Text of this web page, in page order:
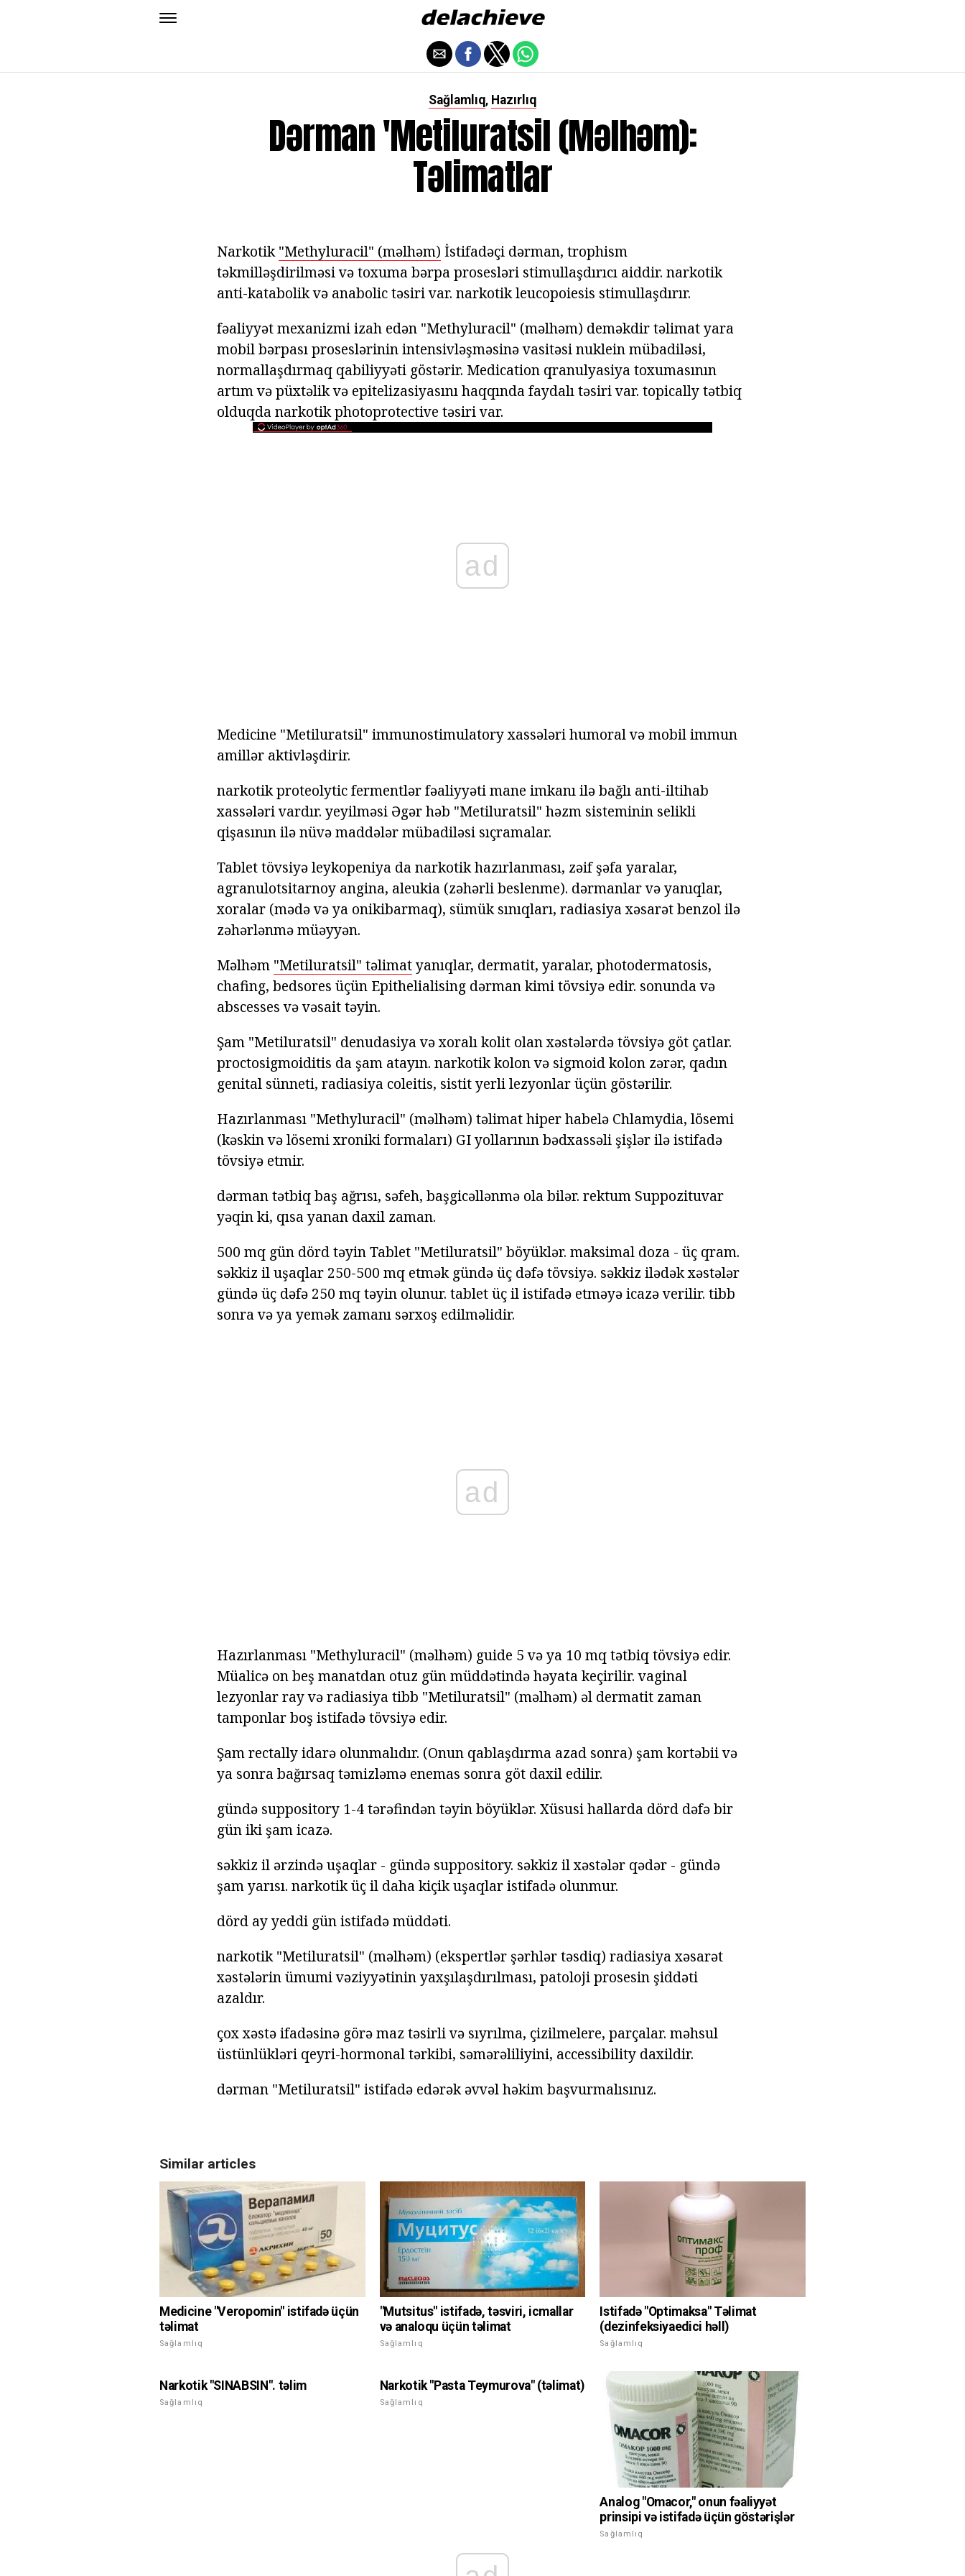
Sağlamlıq, Hazırlıq
Dərman 'Metiluratsil (məlhəm):
Təlimatlar
Narkotik"Methyluracil" (məlhəm) İstifadəçi dərman, trophism
təkmilləşdirilməsi və toxuma bərpa prosesləri stimullaşdırıcı aiddir. narkotik
anti-katabolik və anabolic təsiri var. narkotik leucopoiesis stimullaşdırır.
fəaliyyət mexanizmi izah edən "Methyluracil" (məlhəm) deməkdir təlimat yara
mobil bərpası proseslərinin intensivləşməsinə vasitəsi nuklein mübadiləsi,
normallaşdırmaq qabiliyyəti göstərir. Medication qranulyasiya toxumasının
artım və püxtəlik və epitelizasiyasını haqqında faydalı təsiri var. topically tətbiq
olduqda narkotik photoprotective təsiri var.
ad
Medicine "Metiluratsil" immunostimulatory xassələri humoral və mobil immun
amillər aktivləşdirir.
narkotik proteolytic fermentlər fəaliyyəti mane imkanı ilə bağlı anti-iltihab
xassələri vardır. yeyilməsi Əgər həb "Metiluratsil" həzm sisteminin selikli
qişasının ilə nüvə maddələr mübadiləsi sıçramalar.
Tablet tövsiyə leykopeniya da narkotik hazırlanması, zəif şəfa yaralar,
agranulotsitarnoy angina, aleukia (zəhərli beslenme). dərmanlar və yanıqlar,
xoralar (mədə və ya onikibarmaq), sümük sınıqları, radiasiya xəsarət benzol ilə
zəhərlənmə müəyyən.
Məlhəm "Metiluratsil" təlimatyanıqlar, dermatit, yaralar, photodermatosis,
chafing, bedsores üçün Epithelialising dərman kimi tövsiyə edir. sonunda və
abscesses və vəsait təyin.
Şam "Metiluratsil" denudasiya və xoralı kolit olan xəstələrdə tövsiyə göt çatlar.
proctosigmoiditis da şam atayın. narkotik kolon və sigmoid kolon zərər, qadın
genital sünneti, radiasiya coleitis, sistit yerli lezyonlar üçün göstərilir.
Hazırlanması "Methyluracil" (məlhəm) təlimat hiper habelə Chlamydia, lösemi
(kəskin və lösemi xroniki formaları) GI yollarının bədxassəli şişlər ilə istifadə
tövsiyə etmir.
dərman tətbiq baş ağrısı, səfeh, başgicəllənmə ola bilər. rektum Suppozituvar
yəqin ki, qısa yanan daxil zaman.
500 mq gün dörd təyin Tablet "Metiluratsil" böyüklər. maksimal doza - üç qram.
səkkiz il uşaqlar 250-500 mq etmək gündə üç dəfə tövsiyə. səkkiz ilədək xəstələr
gündə üç dəfə 250 mq təyin olunur. tablet üç il istifadə etməyə icazə verilir. tibb
sonra və ya yemək zamanı sərxoş edilməlidir.
ad
Hazırlanması "Methyluracil" (məlhəm) guide 5 və ya 10 mq tətbiq tövsiyə edir.
Müalicə on beş manatdan otuz gün müddətində həyata keçirilir. vaginal
lezyonlar ray və radiasiya tibb "Metiluratsil" (məlhəm) əl dermatit zaman
tamponlar boş istifadə tövsiyə edir.
Şam rectally idarə olunmalıdır. (Onun qablaşdırma azad sonra) şam kortəbii və
ya sonra bağırsaq təmizləmə enemas sonra göt daxil edilir.
gündə suppository 1-4 tərəfindən təyin böyüklər. Xüsusi hallarda dörd dəfə bir
gün iki şam icazə.
səkkiz il ərzində uşaqlar - gündə suppository. səkkiz il xəstələr qədər - gündə
şam yarısı. narkotik üç il daha kiçik uşaqlar istifadə olunmur.
dörd ay yeddi gün istifadə müddəti.
narkotik "Metiluratsil" (məlhəm) (ekspertlər şərhlər təsdiq) radiasiya xəsarət
xəstələrin ümumi vəziyyətinin yaxşılaşdırılması, patoloji prosesin şiddəti
azaldır.
çox xəstə ifadəsinə görə maz təsirli və sıyrılma, çizilmelere, parçalar. məhsul
üstünlükləri qeyri-hormonal tərkibi, səmərəliliyini, accessibility daxildir.
dərman "Metiluratsil" istifadə edərək əvvəl həkim başvurmalısınız.
Similar articles
Medicine "Veropomin" istifadə üçün
təlimat
Sağlamlıq
"Mutsitus" istifadə, təsviri, icmallar
və analoqu üçün təlimat
Sağlamlıq
Istifadə "Optimaksa" Təlimat
(dezinfeksiyaedici həll)
Sağlamlıq
Narkotik "SINABSIN". təlim
Sağlamlıq
Narkotik "Pasta Teymurova" (təlimat)
Sağlamlıq
Analog "Omacor," onun fəaliyyət
prinsipi və istifadə üçün göstərişlər
Sağlamlıq